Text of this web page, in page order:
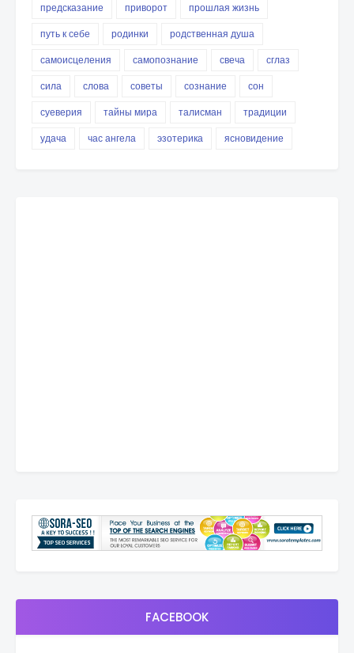
предсказание
приворот
прошлая жизнь
путь к себе
родинки
родственная душа
самоисцеления
самопознание свеча
сглаз
сила
слова советы сознание
сон
суеверия
тайны мира талисман
традиции
удача
час ангела эзотерика ясновидение
FACEBOOK